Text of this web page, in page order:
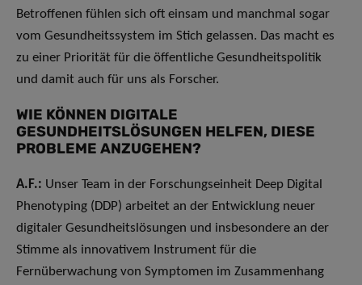
Betroffenen fühlen sich oft einsam und manchmal sogar
vom Gesundheitssystem im Stich gelassen. Das macht es
zu einer Priorität für die öffentliche Gesundheitspolitik
und damit auch für uns als Forscher.
WIE KÖNNEN DIGITALE
GESUNDHEITSLÖSUNGEN HELFEN, DIESE
PROBLEME ANZUGEHEN?
A.F.: Unser Team in der Forschungseinheit Deep Digital
Phenotyping (DDP) arbeitet an der Entwicklung neuer
digitaler Gesundheitslösungen und insbesondere an der
Stimme als innovativem Instrument für die
Fernüberwachung von Symptomen im Zusammenhang